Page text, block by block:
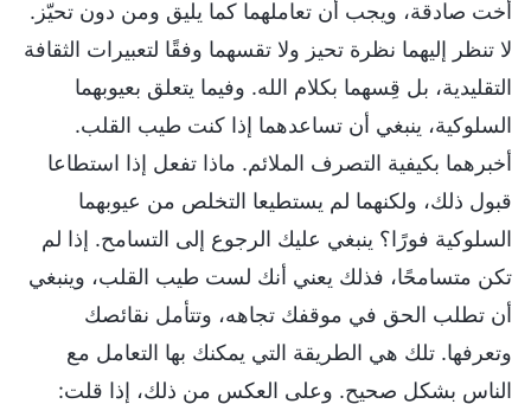
أخت صادقة، ويجب أن تعاملهما كما يليق ومن دون تحيّز.
لا تنظر إليهما نظرة تحيز ولا تقسهما وفقًا لتعبيرات الثقافة
التقليدية، بل قِسهما بكلام الله. وفيما يتعلق بعيوبهما
السلوكية، ينبغي أن تساعدهما إذا كنت طيب القلب.
أخبرهما بكيفية التصرف الملائم. ماذا تفعل إذا استطاعا
قبول ذلك، ولكنهما لم يستطيعا التخلص من عيوبهما
السلوكية فورًا؟ ينبغي عليك الرجوع إلى التسامح. إذا لم
تكن متسامحًا، فذلك يعني أنك لست طيب القلب، وينبغي
أن تطلب الحق في موقفك تجاهه، وتتأمل نقائصك
وتعرفها. تلك هي الطريقة التي يمكنك بها التعامل مع
الناس بشكل صحيح. وعلى العكس من ذلك، إذا قلت: